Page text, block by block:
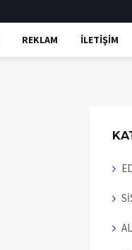
REKLAM İLETİŞİM